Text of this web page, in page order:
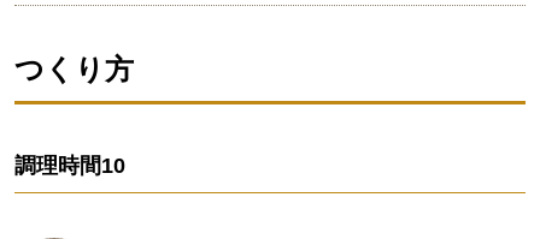
つくり方
調理時間10